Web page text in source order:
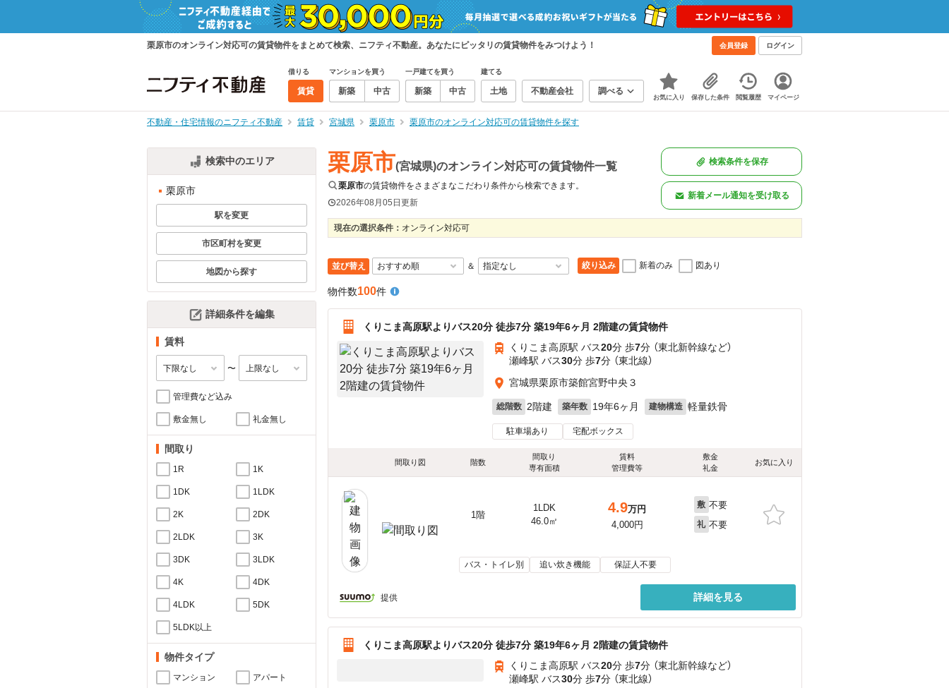
栗原市のオンライン対応可の賃貸物件をまとめて検索、ニフティ不動産。あなたにピッタリの賃貸物件をみつけよう！ 会員登録 ログイン
借りる
賃貸
マンションを買う
新築 中古
一戸建てを買う
新築 中古
建てる
土地 不動産会社 調べる
お気に入り 保存した条件 閲覧履歴 マイページ
不動産・住宅情報のニフティ不動産 賃貸 宮城県 栗原市 栗原市のオンライン対応可の賃貸物件を探す
検索中のエリア
栗原市
駅を変更
市区町村を変更
地図から探す
詳細条件を編集
賃料
〜
管理費など込み
敷金無し 礼金無し
間取り
1R 1K
1DK 1LDK
2K 2DK
2LDK 3K
3DK 3LDK
4K 4DK
4LDK 5DK
5LDK以上
物件タイプ
マンション アパート
栗原市(宮城県)のオンライン対応可の賃貸物件一覧
栗原市の賃貸物件をさまざまなこだわり条件から検索できます。
2026年08月05日更新
検索条件を保存
新着メール通知を受け取る
現在の選択条件： オンライン対応可
並び替え ＆ 絞り込み 新着のみ 図あり
物件数100件
くりこま高原駅よりバス20分 徒歩7分 築19年6ヶ月 2階建の賃貸物件
くりこま高原駅 バス20分 歩7分 （東北新幹線など）
瀬峰駅 バス30分 歩7分 （東北線）
宮城県栗原市築館宮野中央３
総階数 2階建 築年数 19年6ヶ月 建物構造 軽量鉄骨
駐車場あり 宅配ボックス
間取り図 階数
間取り
専有面積
賃料
管理費等
敷金
礼金
お気に入り
1階
1LDK
46.0㎡
4.9万円
4,000円
敷 不要
礼 不要
バス・トイレ別 追い炊き機能 保証人不要
提供 詳細を見る
くりこま高原駅よりバス20分 徒歩7分 築19年6ヶ月 2階建の賃貸物件
くりこま高原駅 バス20分 歩7分 （東北新幹線など）
瀬峰駅 バス30分 歩7分 （東北線）